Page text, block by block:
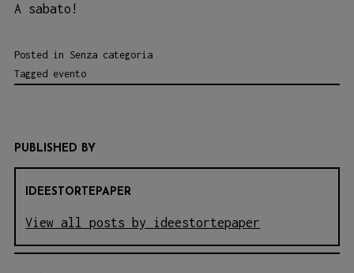
A sabato!
Posted in Senza categoria
Tagged evento
PUBLISHED BY
IDEESTORTEPAPER
View all posts by ideestortepaper